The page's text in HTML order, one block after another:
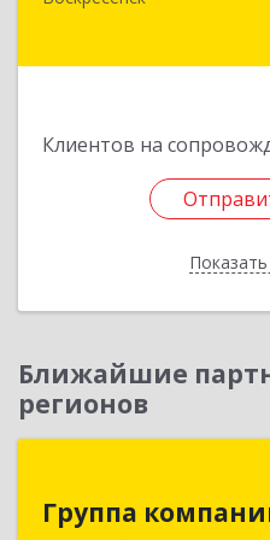
Клиентов на
Ближайшие
регионов
Группа
140180, Московская